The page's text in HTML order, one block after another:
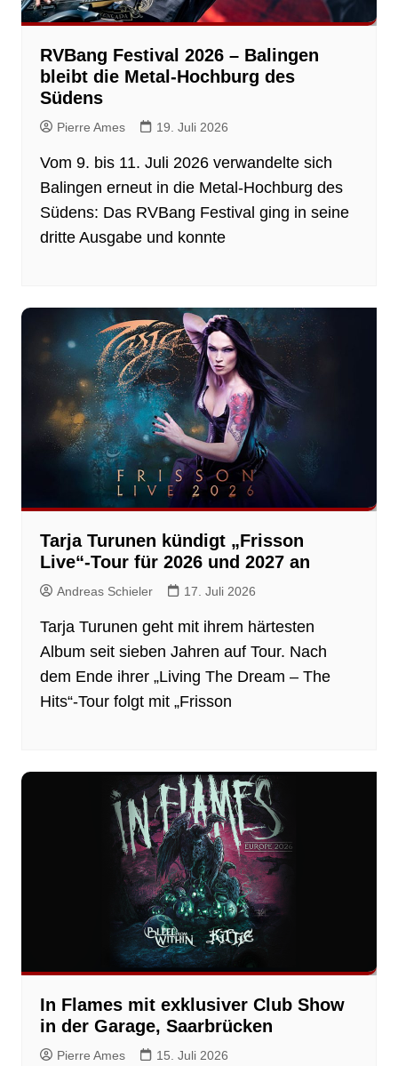
RVBang Festival 2026 – Balingen
bleibt die Metal-Hochburg des
Südens
Pierre Ames 19. Juli 2026
Vom 9. bis 11. Juli 2026 verwandelte sich
Balingen erneut in die Metal-Hochburg des
Südens: Das RVBang Festival ging in seine
dritte Ausgabe und konnte
Tarja Turunen kündigt „Frisson
Live“-Tour für 2026 und 2027 an
Andreas Schieler 17. Juli 2026
Tarja Turunen geht mit ihrem härtesten
Album seit sieben Jahren auf Tour. Nach
dem Ende ihrer „Living The Dream – The
Hits“-Tour folgt mit „Frisson
In Flames mit exklusiver Club Show
in der Garage, Saarbrücken
Pierre Ames 15. Juli 2026